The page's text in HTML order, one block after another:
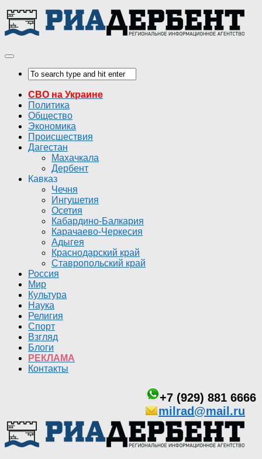
СВО на Украине
Политика
Общество
Экономика
Происшествия
Дагестан
Махачкала
Дербент
Кавказ
Чечня
Ингушетия
Осетия
Кабардино-Балкария
Карачаево-Черкесия
Адыгея
Краснодарский край
Ставропольский край
Россия
Мир
Культура
Наука
Религия
Спорт
Взгляд
Блоги
РЕКЛАМА
Контакты
+7 (929) 881 6666
milrad@mail.ru